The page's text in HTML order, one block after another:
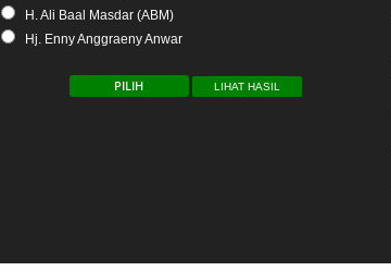
H. Ali Baal Masdar (ABM)
Hj. Enny Anggraeny Anwar
LIHAT HASIL